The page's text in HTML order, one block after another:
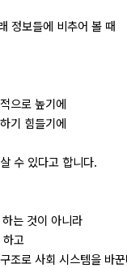
정보들에 비추어 볼 때
으로 높기에
기 힘들기에
수 있다고 합니다.
는 것이 아니라
하고
조로 사회 시스템을 바